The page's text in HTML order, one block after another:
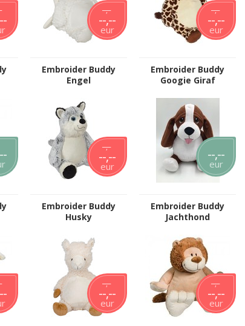
--,--
--,--
eur
Embroider Buddy
Engel
--,--
--,--
eur
Embroider Buddy
Googie Giraf
--,--
--,--
eur
Embroider Buddy
Husky
--,--
eur
Embroider Buddy
Jachthond
--,--
--,--
eur
--,--
--,--
eur